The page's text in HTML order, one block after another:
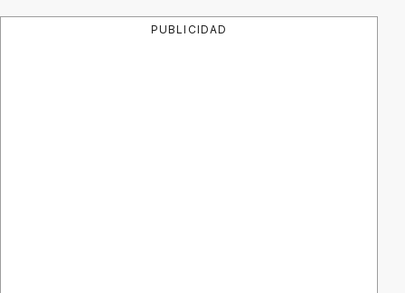
PUBLICIDAD